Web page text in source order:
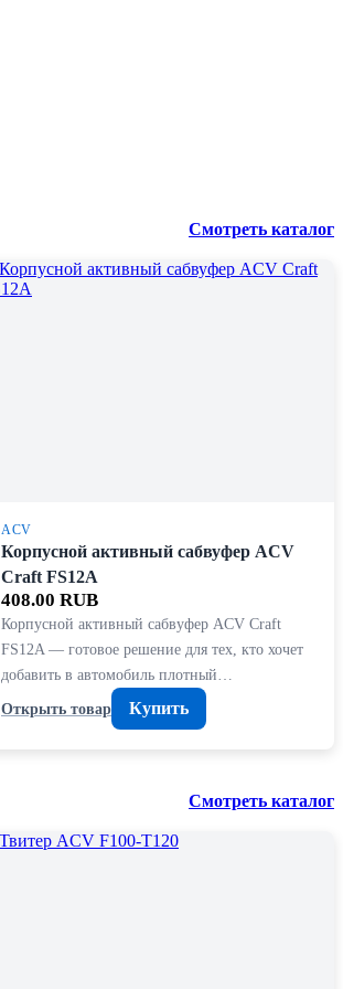
Смотреть каталог
ACV
Корпусной активный сабвуфер ACV
Craft FS12A
408.00 RUB
Корпусной активный сабвуфер ACV Craft
FS12A — готовое решение для тех, кто хочет
добавить в автомобиль плотный…
Открыть товар
Купить
Смотреть каталог